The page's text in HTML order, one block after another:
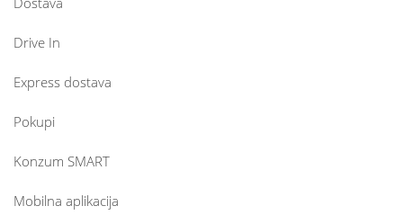
Drive In
Express dostava
Pokupi
Konzum SMART
Mobilna aplikacija